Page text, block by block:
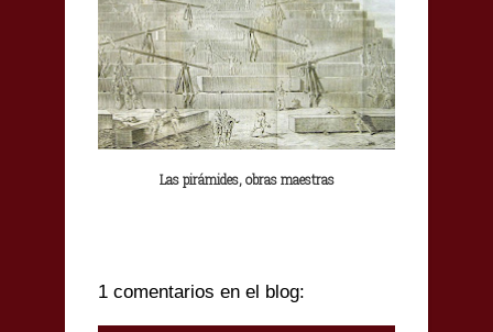
Las pirámides, obras maestras
1 comentarios en el blog: